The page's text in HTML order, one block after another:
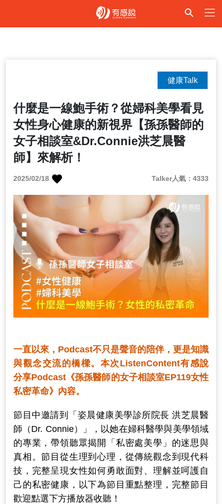
什麼是一線鮑手術？從婦科美學看見
女性身心健康的新視界【孫孫醫師的
女子相談室&Dr.Connie洪芝晨醫
師】來解析！
健康Talk
2025/02/18 Talker人氣：4333
一直以來，Podcast不只是聲音的陪伴，更是知識
與觀念交流的橋樑。本次ListenContent有感說
分享Podcast《孫孫醫師的女子相談室EP119女性
私密革命》內容。
節目中邀請到「姿晨健康美學診所院長 洪芝晨醫
師（Dr. Connie）」，以她在婦科醫學與美學領域
的專業，帶領聽眾揭開「私密處美學」的迷思與
真相。節目從生理到心理，從傳統觀念到現代科
技，完整呈現女性如何勇敢面對、理解並呵護自
己的私密健康，以下為節目重點整理，完整節目
歡迎點選下方播放器收聽！